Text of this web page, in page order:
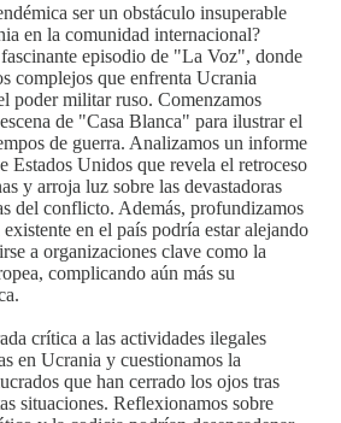
ser un obstáculo insuperable
en la comunidad internacional?
episodio de "La Voz", donde
complejos que enfrenta Ucrania
poder militar ruso. Comenzamos
de "Casa Blanca" para ilustrar el
de guerra. Analizamos un informe
Estados Unidos que revela el retroceso
y arroja luz sobre las devastadoras
del conflicto. Además, profundizamos
en el país podría estar alejando
a organizaciones clave como la
complicando aún más su
crítica a las actividades ilegales
en Ucrania y cuestionamos la
que han cerrado los ojos tras
situaciones. Reflexionamos sobre